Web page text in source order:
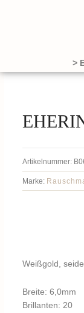
>
Artikelnummer:
Marke:
Weißgold,
Breite: 6,0mm
Brillanten: 20